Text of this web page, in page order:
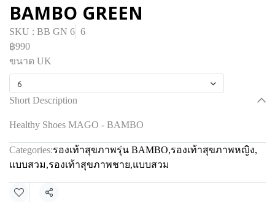
BAMBO GREEN
SKU : BB GN 6 6
฿990
ขนาด UK
6
Short Description
Healthy Shoes MAGO - BAMBO
Categories:รองเท้าสุขภาพรุ่น BAMBO,รองเท้าสุขภาพหญิง,
แบบสวม,รองเท้าสุขภาพชาย,แบบสวม
Share